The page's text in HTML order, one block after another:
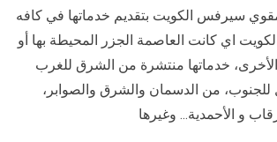
سيرفس الكويت بتقديم خدماتها في كافه
اي كانت العاصمة الجزر المحيطة بها أو
خدماتها منتشرة من الشرق للغرب
من الدسمان والشرق والصوابر،
و الأحمدية… وغيرها